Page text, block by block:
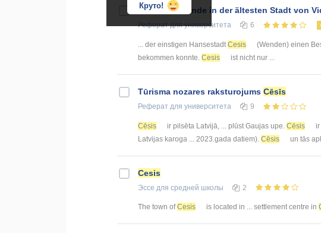
Круто!
Ein Wochenende in der ältesten Stadt von
Рефератдля университета 6
... der einstigen HansestadtCesis (Wenden) einen
bekommen konnte. Cesis ist nicht nur ...
Tūrisma nozares raksturojums Cēsīs
Реферат для университета 9
Cēsis ir pilsēta Latvijā, ... plūst Gaujas upe. Cēsis ir
Latvijas karoga ... 2023.gada datiem). Cēsis un tās
Cesis
Эссе для средней школы 2
The town ofCesis is located in ... settlement centre in